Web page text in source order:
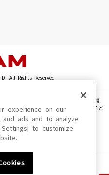
All Rights Reserved.
像・写真・動画・音声等を、手段や形態
で複製、転載、ファイル化などすること
ただけない場合があります。
になる場合があります。
experience on our
ads and to analyze
to customize